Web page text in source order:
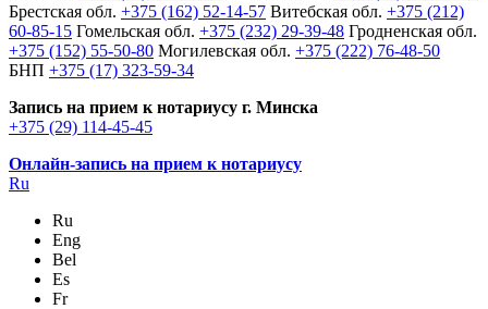
Брестская обл. +375 (162) 52-14-57 Витебская обл. +375 (212)
60-85-15 Гомельская обл. +375 (232) 29-39-48 Гродненская обл.
+375 (152) 55-50-80 Могилевская обл. +375 (222) 76-48-50
БНП +375 (17) 323-59-34
Запись на прием к нотариусу г. Минска
+375 (29) 114-45-45
Онлайн-запись на прием к нотариусу
Ru
Ru
Eng
Bel
Es
Fr